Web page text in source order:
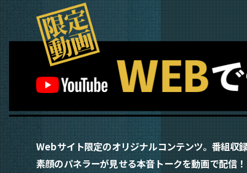
Webサイト限定のオリジナルコンテンツ。番組収
素顔のパネラーが見せる本音トークを動画で配信！